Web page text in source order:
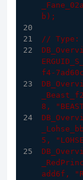
b);
// Type:
f4-
8,
5,
add6f,